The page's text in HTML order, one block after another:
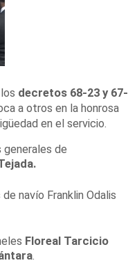
decretos 68-23 y 67-
a otros en la honrosa
en el servicio.
generales de
navío Franklin Odalis
Floreal Tarcicio
.